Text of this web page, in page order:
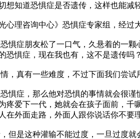
想知道恐惧症是否遗传，这样也能减
心理咨询中心》恐惧症专家组，经过
症朋友松了一口气，久悬着的一颗
恐惧症，现在我也有，这不是遗传
真有一些难度，不过下面我们尝试
惧症，那么他对恐惧的事情就会很谨
疼爱下一代，她就会在孩子面前，
在外面走路，外面人跟你说话你不要
但是这种灌输不能过度，一旦过度就